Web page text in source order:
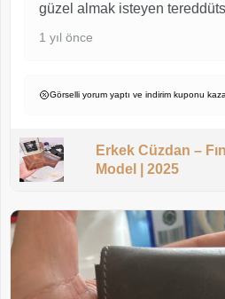
güzel almak isteyen
1 yıl önce
Görselli yorum yaptı ve indirim kuponu
Erkek Cüzdan –
Model | 2025